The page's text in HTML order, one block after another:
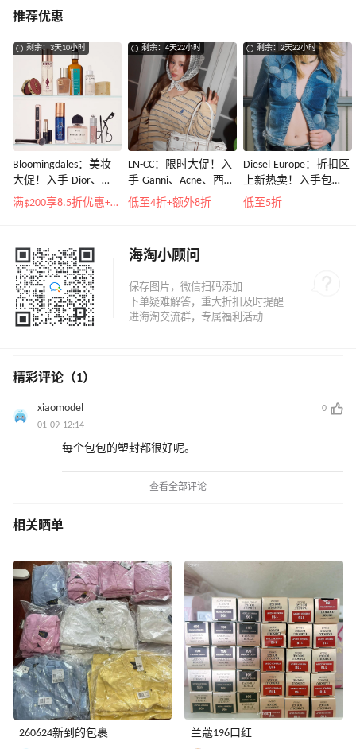
推荐优惠
剩余：3天10小时
Bloomingdales：美妆
大促！入手 Dior、
Prada、TF 等
满$200享8.5折优惠+部分送好礼
剩余：4天22小时
LN-CC：限时大促！入
手 Ganni、Acne、西太
后等
低至4折+额外8折
剩余：2天22小时
Diesel Europe：折扣区
上新热卖！入手包
袋、服饰、鞋履等
低至5折
海淘小顾问
精彩评论（1）
xiaomodel
0
01-09 12:14
每个包包的塑封都很好呢。
查看全部评论
相关晒单
260624新到的包裹 兰蔻196口红